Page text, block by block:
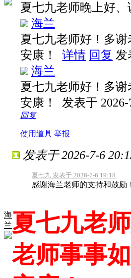
夏七九老师晚上好
海兰
夏七九老师好！多
安康！ 详情 回复 发
海兰
夏七九老师好！多
安康！ 发表于 2026-
回复
使用道具 举报
海
兰
发表于 2026-7-6
夏七九 发表于 2026-7-6 19:18
感谢海兰老师的支持和鼓励！
夏七九老
老师事事